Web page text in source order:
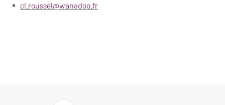
cl.roussel@wanadoo.fr